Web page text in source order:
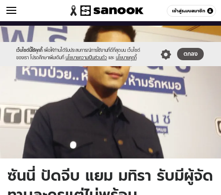
เข้าสู่ระบบสมาชิก
ข่าวบันเทิง หมวดอื่นๆ
เว็บไซต์นี้ใช้คุกกี้ เพื่อให้ท่านได้รับประสบการณ์การใช้งานที่ดีที่สุดบน เว็บไซต์
ของเรา โปรดศึกษาเพิ่มเติมที่ นโยบายความเป็นส่วนตัว และ นโยบายคุกกี้
ตกลง
Sanook
//s.isanook.com/sr/0/images/logo-
new-
sanook.png
600
60
//s.isanook.com/ns/0/ud/369/1845526/638178-
01.jpg
ซันนี่ ปัดจีบ แยม มทิรา รับมีผู้จัด